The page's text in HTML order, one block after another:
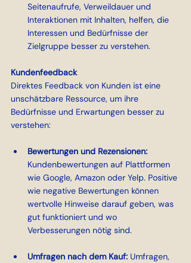
Seitenaufrufe, Verweildauer und
Interaktionen mit Inhalten, helfen, die
Interessen und Bedürfnisse der
Zielgruppe besser zu verstehen.
Kundenfeedback
Direktes Feedback von Kunden ist eine
unschätzbare Ressource, um ihre
Bedürfnisse und Erwartungen besser zu
verstehen:
Bewertungen und Rezensionen:
Kundenbewertungen auf Plattformen
wie Google, Amazon oder Yelp. Positive
wie negative Bewertungen können
wertvolle Hinweise darauf geben, was
gut funktioniert und wo
Verbesserungen nötig sind.
Umfragen nach dem Kauf: Umfragen,